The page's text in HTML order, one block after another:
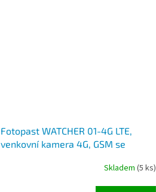
Fotopast WATCHER 01-4G LTE,
venkovní kamera 4G, GSM se
detekce pohybu, noční vidění
Skladem (5 ks)